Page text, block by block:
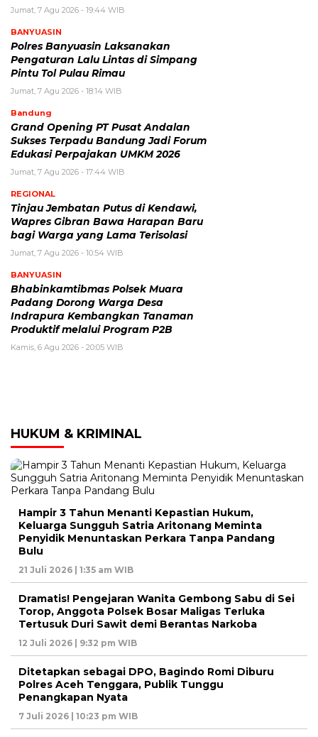
Jumat, 7 Agu 2026 - 19:44 WIB
BANYUASIN
Polres Banyuasin Laksanakan
Pengaturan Lalu Lintas di Simpang
Pintu Tol Pulau Rimau
Jumat, 7 Agu 2026 - 18:14 WIB
Bandung
Grand Opening PT Pusat Andalan
Sukses Terpadu Bandung Jadi Forum
Edukasi Perpajakan UMKM 2026
Jumat, 7 Agu 2026 - 17:44 WIB
REGIONAL
Tinjau Jembatan Putus di Kendawi,
Wapres Gibran Bawa Harapan Baru
bagi Warga yang Lama Terisolasi
Jumat, 7 Agu 2026 - 10:54 WIB
BANYUASIN
Bhabinkamtibmas Polsek Muara
Padang Dorong Warga Desa
Indrapura Kembangkan Tanaman
Produktif melalui Program P2B
Kamis, 6 Agu 2026 - 20:05 WIB
HUKUM & KRIMINAL
Hampir 3 Tahun Menanti Kepastian Hukum,
Keluarga Sungguh Satria Aritonang Meminta
Penyidik Menuntaskan Perkara Tanpa Pandang
Bulu
21 Juli 2026 | 1:35 am WIB
Dramatis! Pengejaran Wanita Gembong Sabu di Sei
Torop, Anggota Polsek Bosar Maligas Terluka
Tertusuk Duri Sawit demi Berantas Narkoba
12 Juli 2026 | 9:32 pm WIB
Ditetapkan sebagai DPO, Bagindo Romi Diburu
Polres Aceh Tenggara, Publik Tunggu
Penangkapan Nyata
7 Juli 2026 | 10:23 pm WIB